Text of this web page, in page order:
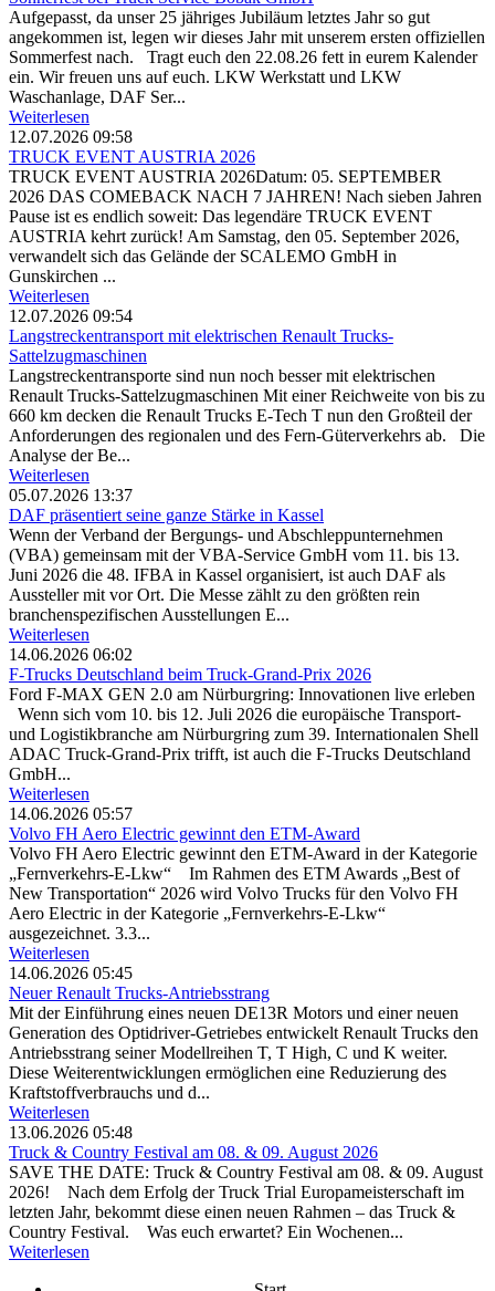
Aufgepasst, da unser 25 jähriges Jubiläum letztes Jahr so gut
angekommen ist, legen wir dieses Jahr mit unserem ersten offiziellen
Sommerfest nach. Tragt euch den 22.08.26 fett in eurem Kalender
ein. Wir freuen uns auf euch. LKW Werkstatt und LKW
Waschanlage, DAF Ser...
Weiterlesen
12.07.2026 09:58
TRUCK EVENT AUSTRIA 2026
TRUCK EVENT AUSTRIA 2026Datum: 05. SEPTEMBER
2026 DAS COMEBACK NACH 7 JAHREN! Nach sieben Jahren
Pause ist es endlich soweit: Das legendäre TRUCK EVENT
AUSTRIA kehrt zurück! Am Samstag, den 05. September 2026,
verwandelt sich das Gelände der SCALEMO GmbH in
Gunskirchen ...
Weiterlesen
12.07.2026 09:54
Langstreckentransport mit elektrischen Renault Trucks-
Sattelzugmaschinen
Langstreckentransporte sind nun noch besser mit elektrischen
Renault Trucks-Sattelzugmaschinen Mit einer Reichweite von bis zu
660 km decken die Renault Trucks E-Tech T nun den Großteil der
Anforderungen des regionalen und des Fern-Güterverkehrs ab. Die
Analyse der Be...
Weiterlesen
05.07.2026 13:37
DAF präsentiert seine ganze Stärke in Kassel
Wenn der Verband der Bergungs- und Abschleppunternehmen
(VBA) gemeinsam mit der VBA-Service GmbH vom 11. bis 13.
Juni 2026 die 48. IFBA in Kassel organisiert, ist auch DAF als
Aussteller mit vor Ort. Die Messe zählt zu den größten rein
branchenspezifischen Ausstellungen E...
Weiterlesen
14.06.2026 06:02
F-Trucks Deutschland beim Truck-Grand-Prix 2026
Ford F-MAX GEN 2.0 am Nürburgring: Innovationen live erleben
Wenn sich vom 10. bis 12. Juli 2026 die europäische Transport-
und Logistikbranche am Nürburgring zum 39. Internationalen Shell
ADAC Truck-Grand-Prix trifft, ist auch die F-Trucks Deutschland
GmbH...
Weiterlesen
14.06.2026 05:57
Volvo FH Aero Electric gewinnt den ETM-Award
Volvo FH Aero Electric gewinnt den ETM-Award in der Kategorie
„Fernverkehrs-E-Lkw“ Im Rahmen des ETM Awards „Best of
New Transportation“ 2026 wird Volvo Trucks für den Volvo FH
Aero Electric in der Kategorie „Fernverkehrs-E-Lkw“
ausgezeichnet. 3.3...
Weiterlesen
14.06.2026 05:45
Neuer Renault Trucks-Antriebsstrang
Mit der Einführung eines neuen DE13R Motors und einer neuen
Generation des Optidriver-Getriebes entwickelt Renault Trucks den
Antriebsstrang seiner Modellreihen T, T High, C und K weiter.
Diese Weiterentwicklungen ermöglichen eine Reduzierung des
Kraftstoffverbrauchs und d...
Weiterlesen
13.06.2026 05:48
Truck & Country Festival am 08. & 09. August 2026
SAVE THE DATE: Truck & Country Festival am 08. & 09. August
2026! Nach dem Erfolg der Truck Trial Europameisterschaft im
letzten Jahr, bekommt diese einen neuen Rahmen – das Truck &
Country Festival. Was euch erwartet? Ein Wochenen...
Weiterlesen